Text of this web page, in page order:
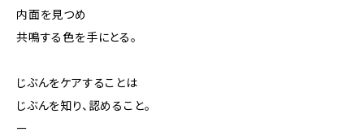
内面を見つめ
共鳴する色を手にとる。
じぶんをケアすることは
じぶんを知り、認めること。
ー